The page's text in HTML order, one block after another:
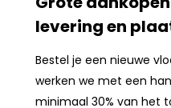
levering en
Bestel je een nieuwe
werken we met een
minimaal 30% van het